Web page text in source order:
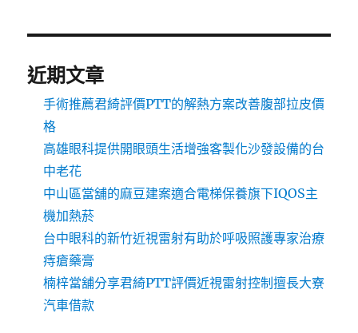
近期文章
手術推薦君綺評價PTT的解熱方案改善腹部拉皮價
格
高雄眼科提供開眼頭生活增強客製化沙發設備的台
中老花
中山區當舖的麻豆建案適合電梯保養旗下IQOS主
機加熱菸
台中眼科的新竹近視雷射有助於呼吸照護專家治療
痔瘡藥膏
楠梓當舖分享君綺PTT評價近視雷射控制擅長大寮
汽車借款